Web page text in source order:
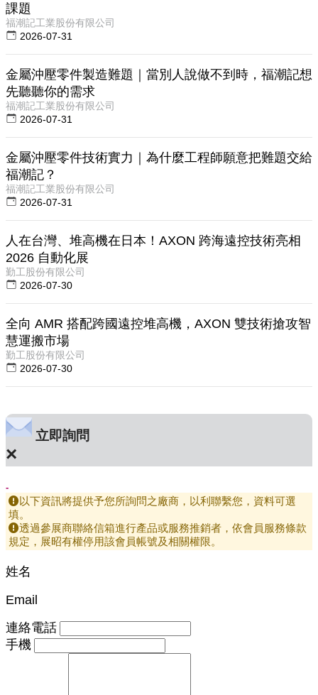
課題
福潮記工業股份有限公司
2026-07-31
金屬沖壓零件製造難題｜當別人說做不到時，福潮記想
先聽聽你的需求
福潮記工業股份有限公司
2026-07-31
金屬沖壓零件技術實力｜為什麼工程師願意把難題交給
福潮記？
福潮記工業股份有限公司
2026-07-31
人在台灣、堆高機在日本！AXON 跨海遠控技術亮相
2026 自動化展
勤工股份有限公司
2026-07-30
全向 AMR 搭配跨國遠控堆高機，AXON 雙技術搶攻智
慧運搬市場
勤工股份有限公司
2026-07-30
立即詢問
×
-
以下資訊將提供予您所詢問之廠商，以利聯繫您，資料可選
填。
透過參展商聯絡信箱進行產品或服務推銷者，依會員服務條款
規定，展昭有權停用該會員帳號及相關權限。
姓名
Email
連絡電話
手機